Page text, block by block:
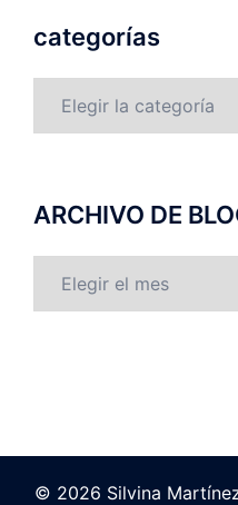
categorías
ARCHIVO DE
© 2026 Silvina